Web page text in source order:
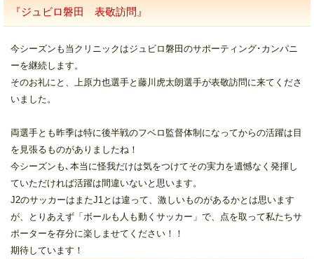
『ジュビロ磐田 表敬訪問』
今シーズンも当クリニックはジュビロ磐田のサポーティング･カンパニ
ーを継続します。
そのお礼にと、上原力也選手と藤川虎太朗選手が表敬訪問に来てくださ
いました。
両選手とも昨季は特に後半戦のフベロ監督体制になってからの活躍は目
を見張るものがありましたね！
今シーズンも､本当に怪我だけは気をつけてその実力を遺憾なく発揮し
ていただければ活躍は間違いないと思います。
J2のサッカーはまたJ1とは違って、激しいものがあるかとは思います
が、とりあえず「ボールも人も動くサッカー」で、点を取って私たちサ
ポーターを存分に楽しませてください！！
期待しています！